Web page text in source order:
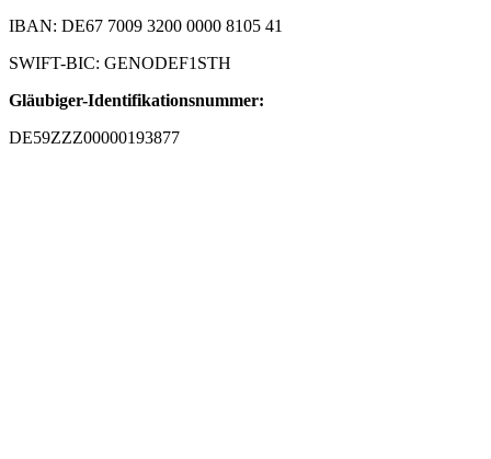
IBAN: DE67 7009 3200 0000 8105 41
SWIFT-BIC: GENODEF1STH
Gläubiger-Identifikationsnummer:
DE59ZZZ00000193877